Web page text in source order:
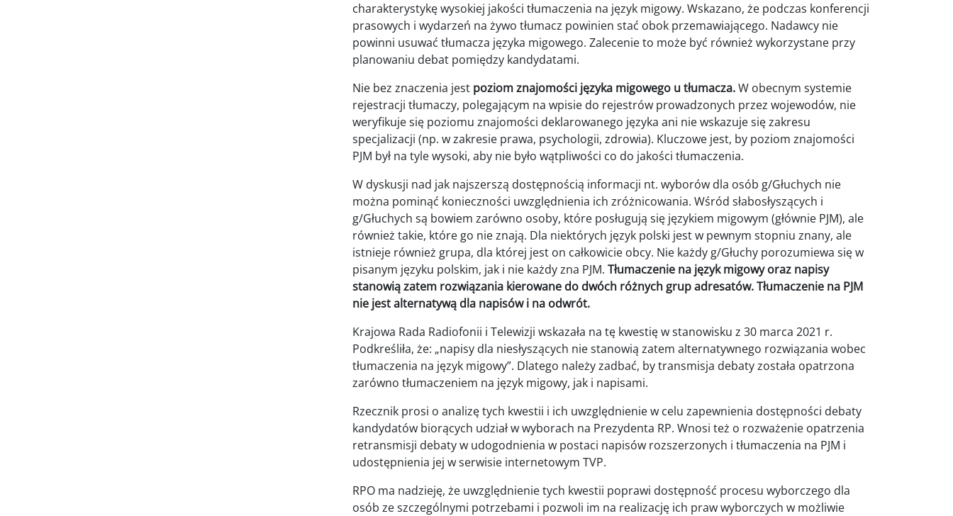
charakterystykę wysokiej jakości tłumaczenia na język migowy. Wskazano, że podczas konferencji
prasowych i wydarzeń na żywo tłumacz powinien stać obok przemawiającego. Nadawcy nie
powinni usuwać tłumacza języka migowego. Zalecenie to może być również wykorzystane przy
planowaniu debat pomiędzy kandydatami.
Nie bez znaczenia jest poziom znajomości języka migowego u tłumacza.W obecnym systemie
rejestracji tłumaczy, polegającym na wpisie do rejestrów prowadzonych przez wojewodów, nie
weryfikuje się poziomu znajomości deklarowanego języka ani nie wskazuje się zakresu
specjalizacji (np. w zakresie prawa, psychologii, zdrowia). Kluczowe jest, by poziom znajomości
PJM był na tyle wysoki, aby nie było wątpliwości co do jakości tłumaczenia.
W dyskusji nad jak najszerszą dostępnością informacji nt. wyborów dla osób g/Głuchych nie
można pominąć konieczności uwzględnienia ich zróżnicowania. Wśród słabosłyszących i
g/Głuchych są bowiem zarówno osoby, które posługują się językiem migowym (głównie PJM), ale
również takie, które go nie znają. Dla niektórych język polski jest w pewnym stopniu znany, ale
istnieje również grupa, dla której jest on całkowicie obcy. Nie każdy g/Głuchy porozumiewa się w
pisanym języku polskim, jak i nie każdy zna PJM. Tłumaczenie na język migowy oraz napisy
stanowią zatem rozwiązania kierowane do dwóch różnych grup adresatów. Tłumaczenie na PJM
nie jest alternatywą dla napisów i na odwrót.
Krajowa Rada Radiofonii i Telewizji wskazała na tę kwestię w stanowisku z 30 marca 2021 r.
Podkreśliła, że: „napisy dla niesłyszących nie stanowią zatem alternatywnego rozwiązania wobec
tłumaczenia na język migowy”. Dlatego należy zadbać, by transmisja debaty została opatrzona
zarówno tłumaczeniem na język migowy, jak i napisami.
Rzecznik prosi o analizę tych kwestii i ich uwzględnienie w celu zapewnienia dostępności debaty
kandydatów biorących udział w wyborach na Prezydenta RP. Wnosi też o rozważenie opatrzenia
retransmisji debaty w udogodnienia w postaci napisów rozszerzonych i tłumaczenia na PJM i
udostępnienia jej w serwisie internetowym TVP.
RPO ma nadzieję, że uwzględnienie tych kwestii poprawi dostępność procesu wyborczego dla
osób ze szczególnymi potrzebami i pozwoli im na realizację ich praw wyborczych w możliwie